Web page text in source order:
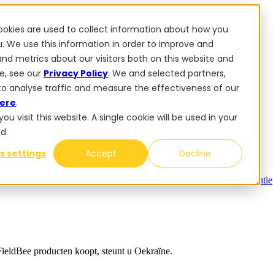
are used to collect information about how you
use this information in order to improve and
metrics about our visitors both on this website and
see our Privacy Policy. We and selected partners,
analyse traffic and measure the effectiveness of our
.
visit this website. A single cookie will be used in your
settings
Accept Decline
producten koopt, steunt u Oekraïne.
Upgrade-Kit
1 jaar Premium-garantie
producten koopt, steunt u Oekraïne.